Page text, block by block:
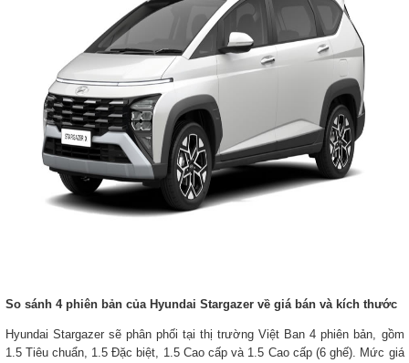
So sánh 4 phiên bản của Hyundai Stargazer về giá bán và kích thước
Hyundai Stargazer sẽ phân phối tại thị trường Việt Ban 4 phiên bản, gồm
1.5 Tiêu chuẩn, 1.5 Đặc biệt, 1.5 Cao cấp và 1.5 Cao cấp (6 ghế). Mức giá